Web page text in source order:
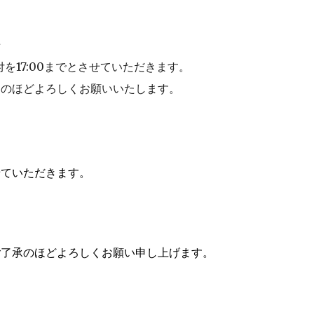
17:00までとさせていただきます。
ほどよろしくお願いいたします。
いただきます。
承のほどよろしくお願い申し上げます。